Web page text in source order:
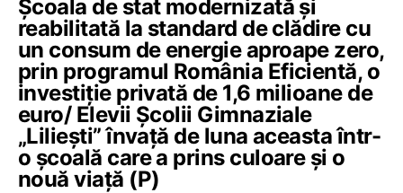
Școala de stat modernizată și
reabilitată la standard de clădire cu
un consum de energie aproape zero,
prin programul România Eficientă, o
investiție privată de 1,6 milioane de
euro/ Elevii Școlii Gimnaziale
„Liliești” învață de luna aceasta într-
o școală care a prins culoare și o
nouă viață (P)